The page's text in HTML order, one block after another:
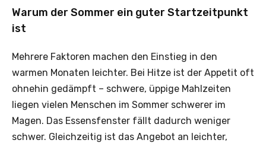
Warum der Sommer ein guter Startzeitpunkt
ist
Mehrere Faktoren machen den Einstieg in den
warmen Monaten leichter. Bei Hitze ist der Appetit oft
ohnehin gedämpft – schwere, üppige Mahlzeiten
liegen vielen Menschen im Sommer schwerer im
Magen. Das Essensfenster fällt dadurch weniger
schwer. Gleichzeitig ist das Angebot an leichter,